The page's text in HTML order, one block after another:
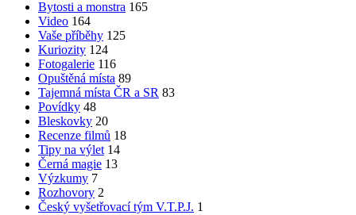
Bytosti a monstra 165
Video 164
Vaše příběhy 125
Kuriozity 124
Fotogalerie 116
Opuštěná místa 89
Tajemná místa ČR a SR 83
Povídky 48
Bleskovky 20
Recenze filmů 18
Tipy na výlet 14
Černá magie 13
Výzkumy 7
Rozhovory 2
Český vyšetřovací tým V.T.P.J. 1